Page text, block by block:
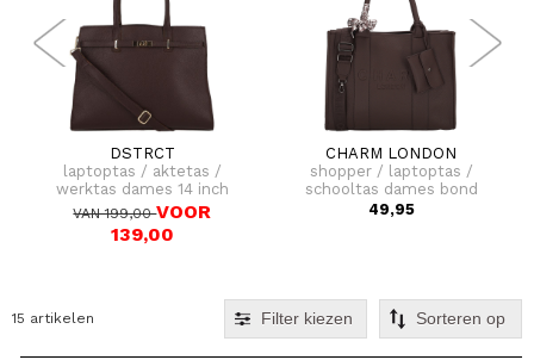
DSTRCT
laptoptas / aktetas /
werktas dames 14 inch
floater field leer
VAN 199,00VOOR
139,00
CHARM LONDON
shopper / laptoptas /
schooltas dames bond
15.6 inch
49,95
15 artikelen Filter kiezen